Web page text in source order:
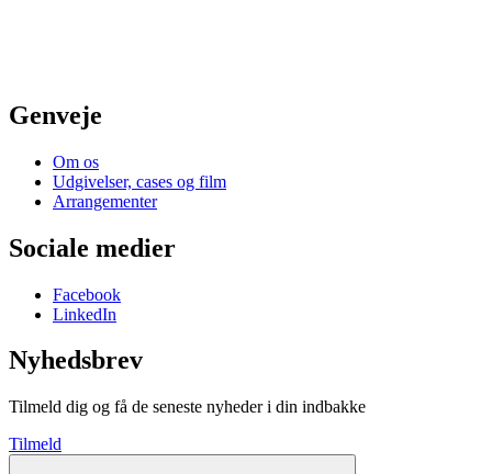
Genveje
Om os
Udgivelser, cases og film
Arrangementer
Sociale medier
Facebook
LinkedIn
Nyhedsbrev
Tilmeld dig og få de seneste nyheder i din indbakke
Tilmeld